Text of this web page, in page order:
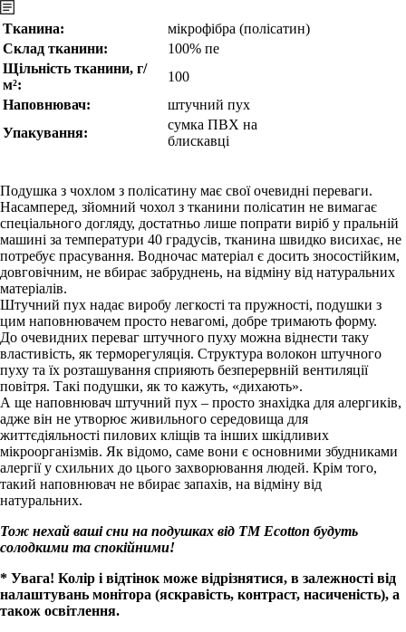
Тканина:
мікрофібра (полісатин)
Склад тканини:
100% пе
Щільність тканини, г/
м²:
100
Наповнювач:
штучний пух
Упакування:
сумка ПВХ на
блискавці
Подушка з чохлом з полісатину має свої очевидні переваги.
Насамперед, зйомний чохол з тканини полісатин не вимагає
спеціального догляду, достатньо лише попрати виріб у пральній
машині за температури 40 градусів, тканина швидко висихає, не
потребує прасування. Водночас матеріал є досить зносостійким,
довговічним, не вбирає забруднень, на відміну від натуральних
матеріалів.
Штучний пух надає виробу легкості та пружності, подушки з
цим наповнювачем просто невагомі, добре тримають форму.
До очевидних переваг штучного пуху можна віднести таку
властивість, як терморегуляція. Структура волокон штучного
пуху та їх розташування сприяють безперервній вентиляції
повітря. Такі подушки, як то кажуть, «дихають».
А ще наповнювач штучний пух – просто знахідка для алергиків,
адже він не утворює живильного середовища для
життєдіяльності пилових кліщів та інших шкідливих
мікроорганізмів. Як відомо, саме вони є основними збудниками
алергії у схильних до цього захворювання людей. Крім того,
такий наповнювач не вбирає запахів, на відміну від
натуральних.
Тож нехай ваші сни на подушках від ТМ Ecotton будуть
солодкими та спокійними!
* Увага! Колір і відтінок може відрізнятися, в залежності від
налаштувань монітора (яскравість, контраст, насиченість), а
також освітлення.